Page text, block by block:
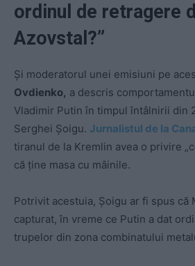
ordinul de retragere
Azovstal?”
Și moderatorul unei emisiuni pe
Ovdienko, a descris
Vladimir Putin în timpul întâlnirii din
Serghei Șoigu. Jurnalistul de la
tiranul de la Kremlin avea o privire
că ține masa cu mâinile.
Potrivit acestuia, Șoigu ar fi spus că
capturat, în vreme ce Putin a dat
trupelor din zona combinatului